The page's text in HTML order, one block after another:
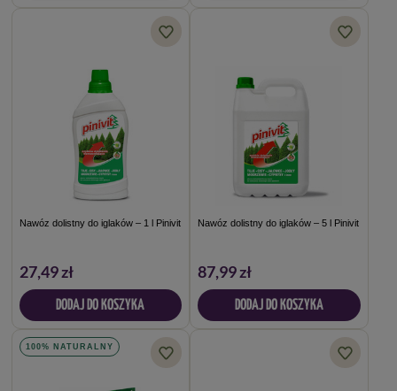
Nawóz dolistny do iglaków – 1 l Pinivit
27,49 zł
DODAJ DO KOSZYKA
Nawóz dolistny do iglaków – 5 l Pinivit
87,99 zł
DODAJ DO KOSZYKA
100% NATURALNY